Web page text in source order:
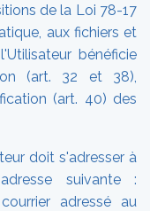
de la Loi 78-17
aux fichiers et
bénéficie
(art. 32 et 38),
(art. 40) des
doit s'adresser à
suivante :
adressé au